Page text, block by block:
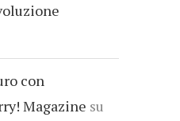
con
Magazine su